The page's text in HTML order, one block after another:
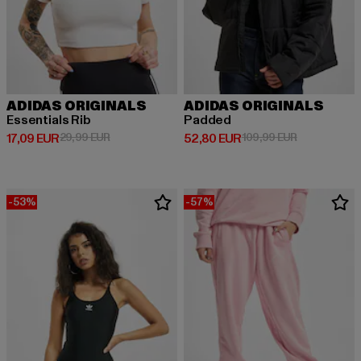
ADIDAS ORIGINALS
Essentials Rib
17,09 EUR
Prix courant: 17,09 EUR
29,99 EURPrix en promotion: 29,99 EUR
ADIDAS ORIGINALS
Padded
52,80 EUR
Prix courant: 52,80 EUR
109,99 EURPrix en
-53% -57%